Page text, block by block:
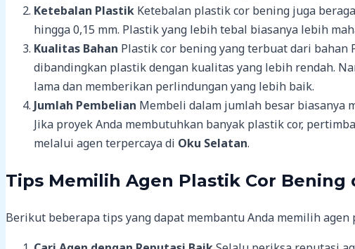
Ketebalan Plastik Ketebalan plastik cor bening juga
hingga 0,15 mm. Plastik yang lebih tebal biasanya lebih
Kualitas Bahan Plastik cor bening yang terbuat dari
dibandingkan plastik dengan kualitas yang lebih rendah.
lama dan memberikan perlindungan yang lebih baik.
Jumlah Pembelian Membeli dalam jumlah besar biasanya
Jika proyek Anda membutuhkan banyak plastik cor,
melalui agen terpercaya di Oku Selatan.
Tips Memilih Agen Plastik Cor Bening
Berikut beberapa tips yang dapat membantu Anda memilih